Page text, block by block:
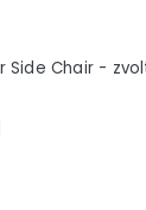
Side Chair -